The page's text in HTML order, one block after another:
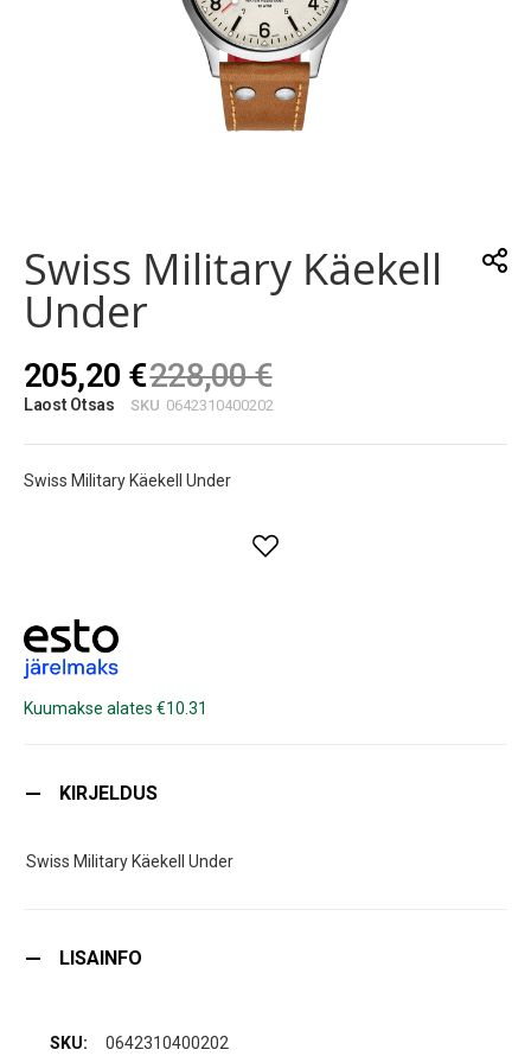
beginning
of
images
Swiss Military Käekell
Under
205,20 €228,00 €
Laost Otsas SKU 0642310400202
Swiss Military Käekell Under
Kuumakse alates €10.31
KIRJELDUS
Swiss Military Käekell Under
LISAINFO
0642310400202